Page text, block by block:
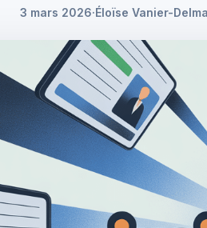
3 mars 2026·Éloïse Vanier-